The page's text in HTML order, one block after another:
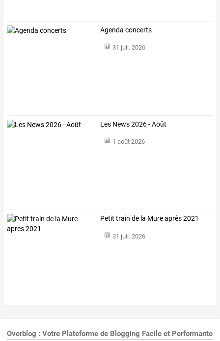
Agenda concerts
31 juil. 2026
Les News 2026 - Août
1 août 2026
Petit train de la Mure après 2021
31 juil. 2026
Overblog : Votre Plateforme de Blogging Facile et Performante